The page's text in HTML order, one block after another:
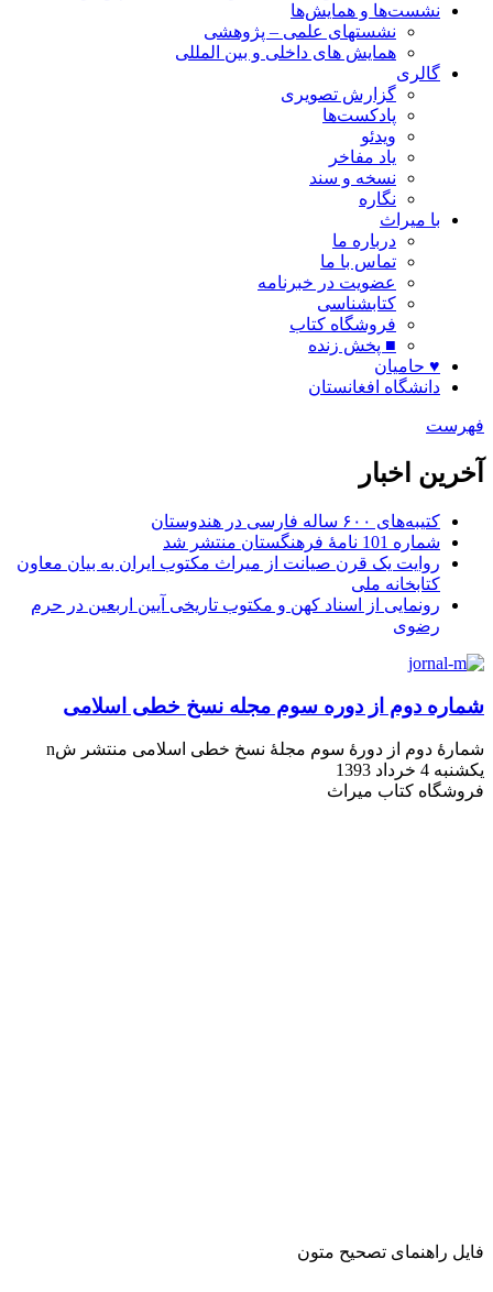
نشست‌ها و همایش‌ها
نشستهای علمی – پژوهشی
همایش های داخلی و بین المللی
گالری
گزارش تصویری
پادکست‌ها
ویدئو
یاد مفاخر
نسخه و سند
نگاره
با میراث
درباره ما
تماس با ما
عضویت در خبرنامه
کتابشناسی
فروشگاه کتاب
■ پخش زنده
♥ حامیان
دانشگاه افغانستان
فهرست
آخرین اخبار
کتیبه‌های ۶۰۰ ساله فارسی در هندوستان
شماره 101 نامۀ فرهنگستان منتشر شد
روایت یک قرن صیانت از میراث مکتوب ایران به بیان معاون
کتابخانه ملی
رونمایی از اسناد کهن و مکتوب تاریخی آیین اربعین در حرم
رضوی
شماره‌ دوم از دوره‌ سوم مجله‌ نسخ خطی اسلامی
شمارۀ دوم از دورۀ سوم مجلۀ نسخ خطی اسلامی منتشر شn
یکشنبه 4 خرداد 1393
فروشگاه کتاب میراث
فایل راهنمای تصحیح متون